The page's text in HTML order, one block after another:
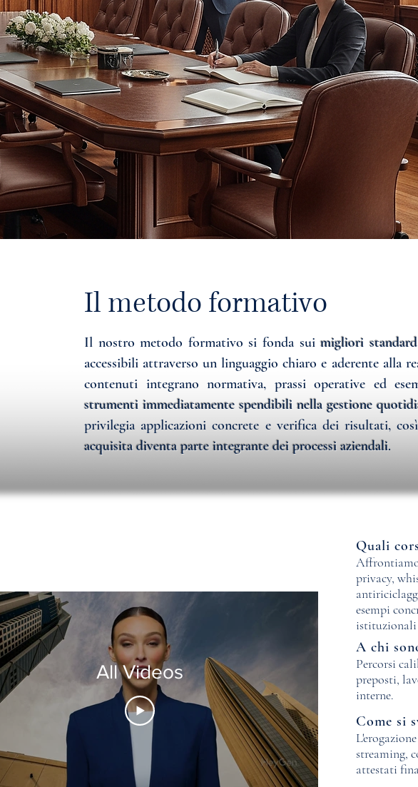
Il metodo formativo
Il nostro metodo formativo si fonda suimigliori
accessibili attraverso un linguaggio chiaro e aderente alla
contenuti integrano normativa, prassi operative ed
strumenti immediatamente spendibili nella gestione
privilegia applicazioni concrete e verifica dei risultati,
acquisita diventa parte integrante dei processi aziendali.
Quali
All Videos
Affrontiamo
privacy,
esempi
istituzionali
A chi
Percorsi
preposti,
interne.
Come si
streaming,
attestati